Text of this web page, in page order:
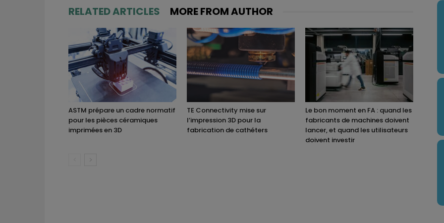
RELATED ARTICLES MORE FROM AUTHOR
ASTM prépare un cadre normatif
pour les pièces céramiques
imprimées en 3D
TE Connectivity mise sur
l’impression 3D pour la
fabrication de cathéters
Le bon moment en FA : quand les
fabricants de machines doivent
lancer, et quand les utilisateurs
doivent investir